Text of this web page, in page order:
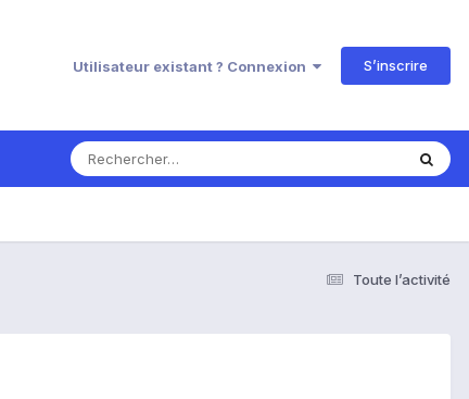
Utilisateur existant ? Connexion S’inscrire
Toute l’activité